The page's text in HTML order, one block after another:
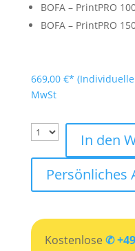
BOFA – PrintPRO
BOFA – PrintPRO
669,00 €
MwSt
In den
Persönliches
Kostenlose ✆